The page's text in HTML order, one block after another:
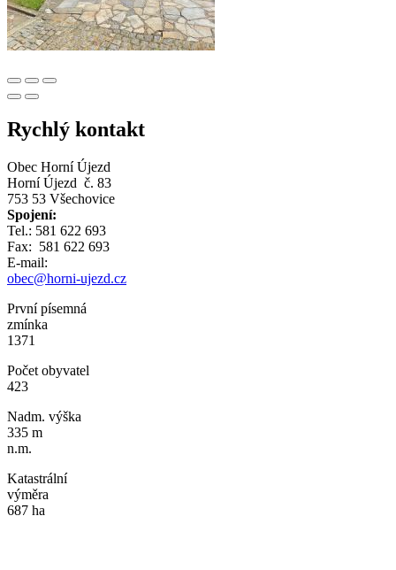
Rychlý kontakt
Obec Horní Újezd
Horní Újezd č. 83
753 53 Všechovice
Spojení:
Tel.: 581 622 693
Fax: 581 622 693
E-mail:
obec@horni-ujezd.cz
První písemná
zmínka
1371
Počet obyvatel
423
Nadm. výška
335 m
n.m.
Katastrální
výměra
687 ha